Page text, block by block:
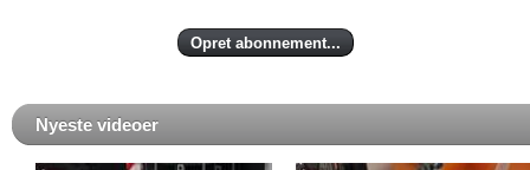
Nyeste videoer